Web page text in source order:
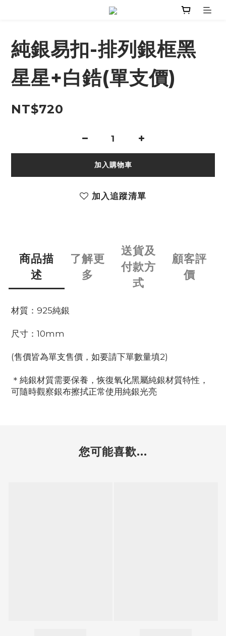
純銀易扣-排列銀框黑
星星+白鋯(單支價)
NT$720
加入購物車
加入追蹤清單
商品描
述
了解更
多
送貨及
付款方
式
顧客評
價
材質：925純銀
尺寸：10mm
(售價皆為單支售價，如要請下單數量填2)
＊純銀材質需要保養，恢復氧化黑屬純銀材質特性，
可隨時觀察銀布擦拭正常使用純銀光亮
您可能喜歡...